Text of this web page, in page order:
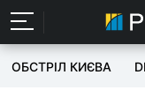
ОБСТРІЛ КИЄВА